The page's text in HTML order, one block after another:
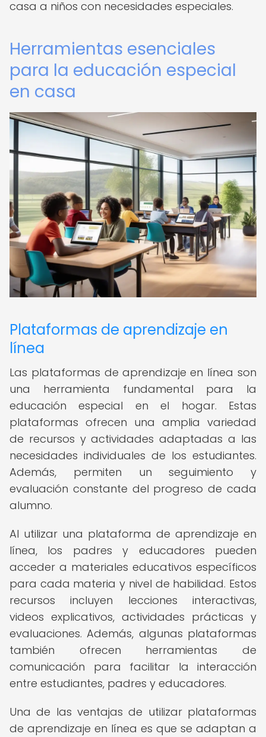
casa a niños con necesidades especiales.
Herramientas esenciales
para la educación especial
en casa
Plataformas de aprendizaje en
línea
Las plataformas de aprendizaje en línea son
una herramienta fundamental para la
educación especial en el hogar. Estas
plataformas ofrecen una amplia variedad
de recursos y actividades adaptadas a las
necesidades individuales de los estudiantes.
Además, permiten un seguimiento y
evaluación constante del progreso de cada
alumno.
Al utilizar una plataforma de aprendizaje en
línea, los padres y educadores pueden
acceder a materiales educativos específicos
para cada materia y nivel de habilidad. Estos
recursos incluyen lecciones interactivas,
videos explicativos, actividades prácticas y
evaluaciones. Además, algunas plataformas
también ofrecen herramientas de
comunicación para facilitar la interacción
entre estudiantes, padres y educadores.
Una de las ventajas de utilizar plataformas
de aprendizaje en línea es que se adaptan a